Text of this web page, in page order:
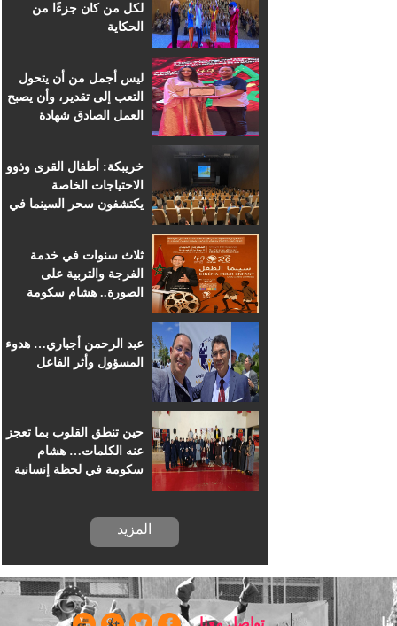
لكل من كان جزءًا من
الحكاية
ليس أجمل من أن يتحول
التعب إلى تقدير، وأن يصبح
العمل الصادق شهادة
خريبكة: أطفال القرى وذوو
الاحتياجات الخاصة
يكتشفون سحر السينما في
ثلاث سنوات في خدمة
الفرجة والتربية على
الصورة.. هشام سكومة
عبد الرحمن أجباري… هدوء
المسؤول وأثر الفاعل
حين تنطق القلوب بما تعجز
عنه الكلمات… هشام
سكومة في لحظة إنسانية
المزيد
تواصل معنا